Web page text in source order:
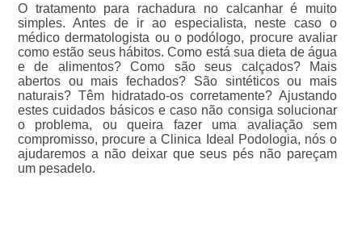
O tratamento para rachadura no calcanhar é muito
simples. Antes de ir ao especialista, neste caso o
médico dermatologista ou o podólogo, procure avaliar
como estão seus hábitos. Como está sua dieta de água
e de alimentos? Como são seus calçados? Mais
abertos ou mais fechados? São sintéticos ou mais
naturais? Têm hidratado-os corretamente? Ajustando
estes cuidados básicos e caso não consiga solucionar
o problema, ou queira fazer uma avaliação sem
compromisso, procure a Clinica Ideal Podologia, nós o
ajudaremos a não deixar que seus pés não pareçam
um pesadelo.